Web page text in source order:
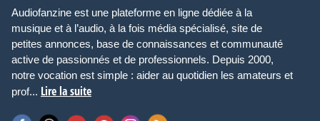
Audiofanzine est une plateforme en ligne dédiée à la
musique et à l’audio, à la fois média spécialisé, site de
petites annonces, base de connaissances et communauté
active de passionnés et de professionnels. Depuis 2000,
notre vocation est simple : aider au quotidien les amateurs et
prof... Lire la suite